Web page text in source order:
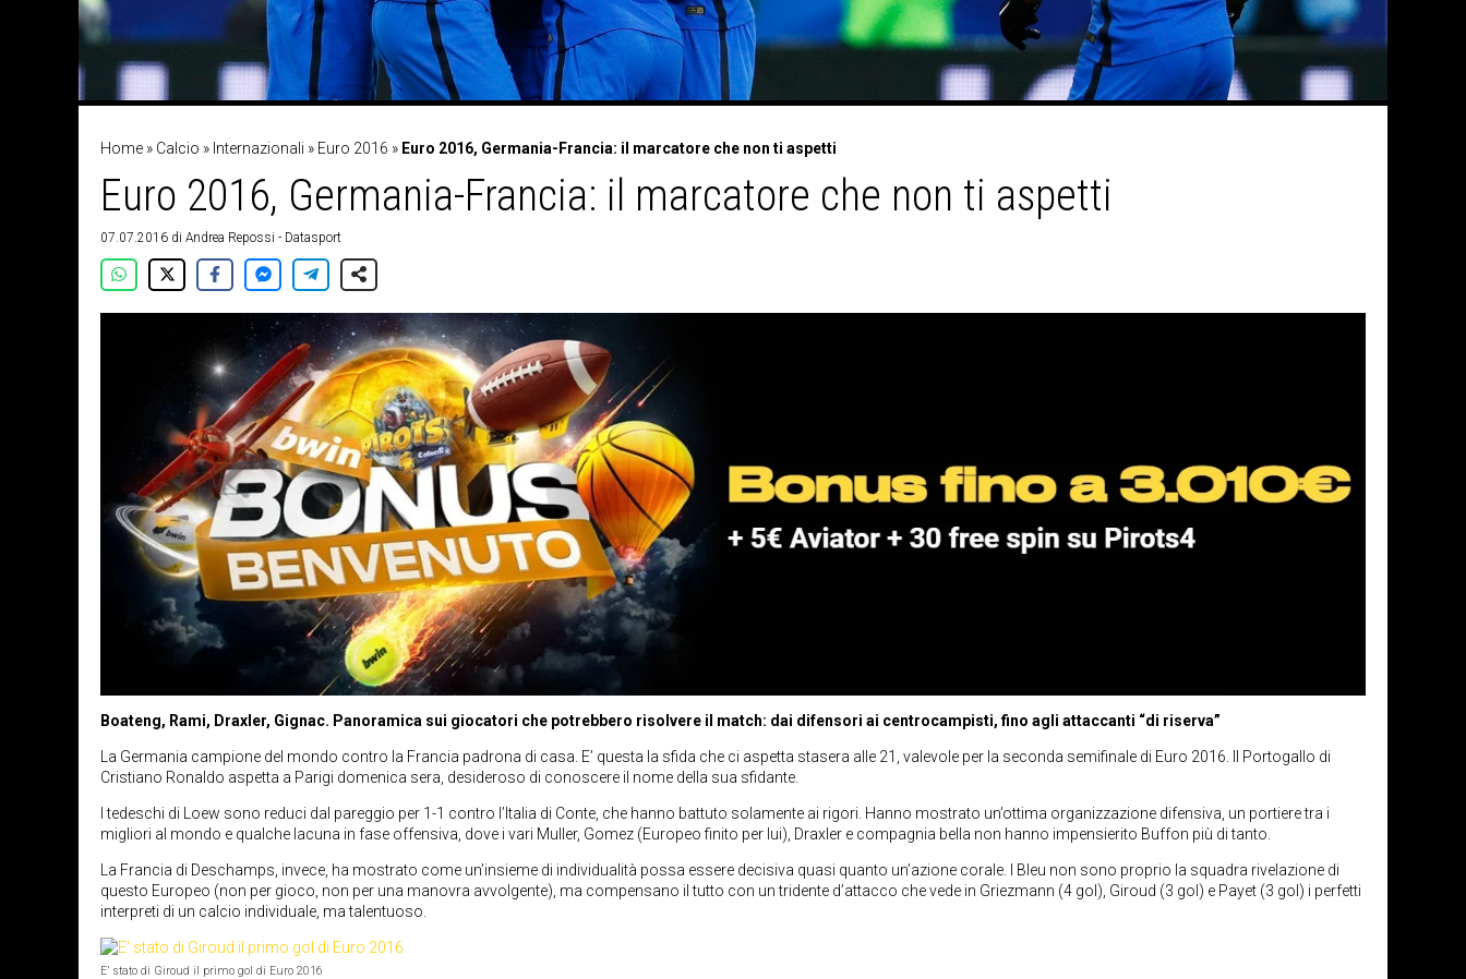
Home » Calcio » Internazionali » Euro 2016 » Euro 2016, Germania-Francia: il marcatore che non ti aspetti
Euro 2016, Germania-Francia: il marcatore che non ti aspetti
07.07.2016 di Andrea Repossi - Datasport
Boateng, Rami, Draxler, Gignac. Panoramica sui giocatori che potrebbero risolvere il match: dai difensori ai centrocampisti, fino agli attaccanti “di riserva”
La Germania campione del mondo contro la Francia padrona di casa. E’ questa la sfida che ci aspetta stasera alle 21, valevole per la seconda semifinale di Euro 2016. Il Portogallo di
Cristiano Ronaldo aspetta a Parigi domenica sera, desideroso di conoscere il nome della sua sfidante.
I tedeschi di Loew sono reduci dal pareggio per 1-1 contro l’Italia di Conte, che hanno battuto solamente ai rigori. Hanno mostrato un’ottima organizzazione difensiva, un portiere tra i
migliori al mondo e qualche lacuna in fase offensiva, dove i vari Muller, Gomez (Europeo finito per lui), Draxler e compagnia bella non hanno impensierito Buffon più di tanto.
La Francia di Deschamps, invece, ha mostrato come un’insieme di individualità possa essere decisiva quasi quanto un’azione corale. I Bleu non sono proprio la squadra rivelazione di
questo Europeo (non per gioco, non per una manovra avvolgente), ma compensano il tutto con un tridente d’attacco che vede in Griezmann (4 gol), Giroud (3 gol) e Payet (3 gol) i perfetti
interpreti di un calcio individuale, ma talentuoso.
E’ stato di Giroud il primo gol di Euro 2016